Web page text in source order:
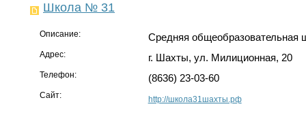
Школа № 31
Описание: Средняя общеобразовательная
Адрес: г. Шахты, ул. Милиционная, 20
Телефон: (8636) 23-03-60
Сайт: http://школа31шахты.рф